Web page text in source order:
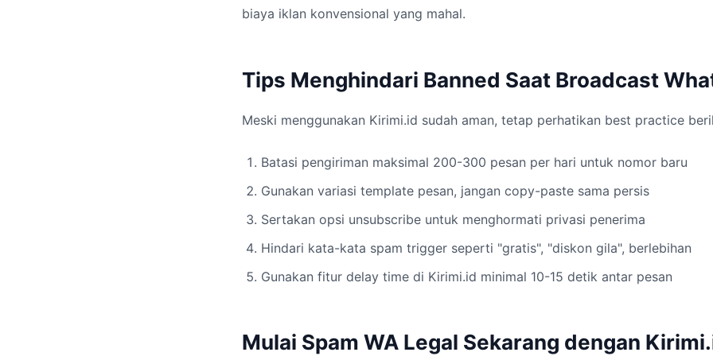
biaya iklan konvensional yang mahal.
Tips Menghindari Banned Saat Broadcast
Meski menggunakan Kirimi.id sudah aman, tetap perhatikan best practice
Batasi pengiriman maksimal 200-300 pesan per hari untuk nomor baru
Gunakan variasi template pesan, jangan copy-paste sama persis
Sertakan opsi unsubscribe untuk menghormati privasi penerima
Hindari kata-kata spam trigger seperti "gratis", "diskon gila", berlebihan
Gunakan fitur delay time di Kirimi.id minimal 10-15 detik antar pesan
Mulai Spam WA Legal Sekarang dengan